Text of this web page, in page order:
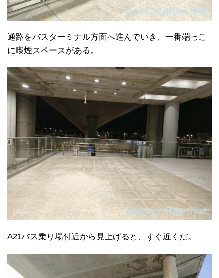
通路をバスターミナル方面へ進んでいき、一番端っこ
に喫煙スペースがある。
A21バス乗り場付近から見上げると、すぐ近くだ。